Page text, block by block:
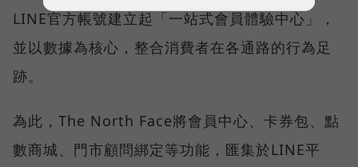
LINE官方帳號建立起「一站式會員體驗中心」，
並以數據為核心，整合消費者在各通路的行為足
跡。
為此，The North Face將會員中心、卡券包、點
數商城、門市顧問綁定等功能，匯集於LINE平